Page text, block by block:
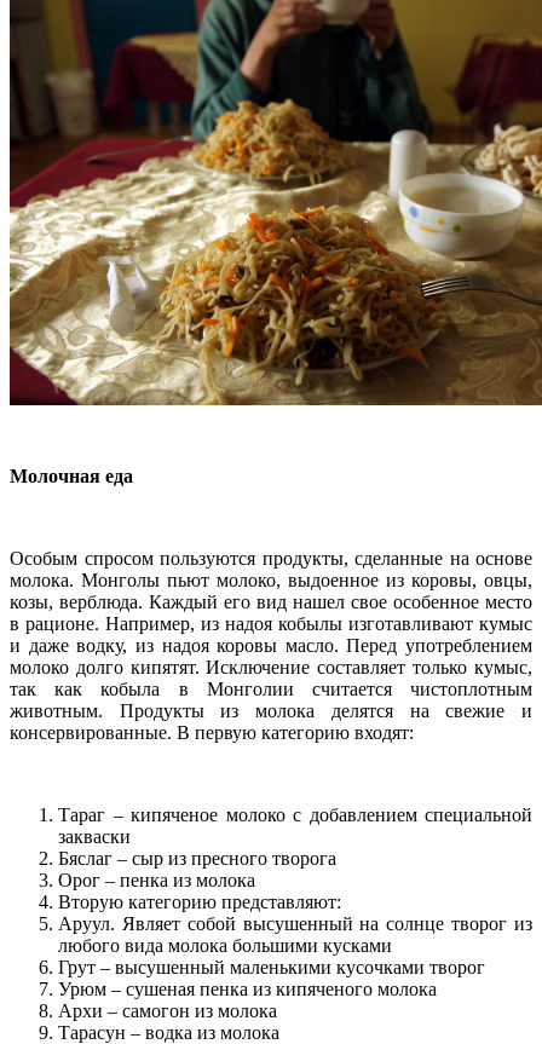
Молочная еда
Особым спросом пользуются продукты, сделанные на основе
молока. Монголы пьют молоко, выдоенное из коровы, овцы,
козы, верблюда. Каждый его вид нашел свое особенное место
в рационе. Например, из надоя кобылы изготавливают кумыс
и даже водку, из надоя коровы масло. Перед употреблением
молоко долго кипятят. Исключение составляет только кумыс,
так как кобыла в Монголии считается чистоплотным
животным. Продукты из молока делятся на свежие и
консервированные. В первую категорию входят:
Тараг – кипяченое молоко с добавлением специальной
закваски
Бяслаг – сыр из пресного творога
Орог – пенка из молока
Вторую категорию представляют:
Аруул. Являет собой высушенный на солнце творог из
любого вида молока большими кусками
Грут – высушенный маленькими кусочками творог
Урюм – сушеная пенка из кипяченого молока
Архи – самогон из молока
Тарасун – водка из молока